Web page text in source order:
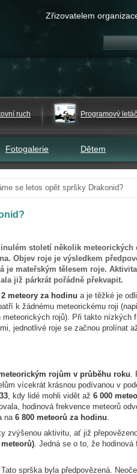
Zřizovatelem
ruch Programový
Fotogalerie Dětem
se letos opět spršky Drakonid?
století několik meteorických
Objev roje je výsledkem
je mateřským tělesem roje.
již párkrát pořádně překvapit.
2 meteory za hodinu a je těžké je
k žádnému meteorickému roji
rojů). Při takto nízkých
jednotlivé roje se začnou prolínat
rojům v průběhu roku.
vícekrát krásnou podívanou v
, kdy lidé mohli vidět až 6 000
hodinová frekvence meteorů
na6 800 meteorů za hodinu.
zvýšenou aktivitu, ať již
. Jedná se o to, že hodinová
sprška byla předpovězená.